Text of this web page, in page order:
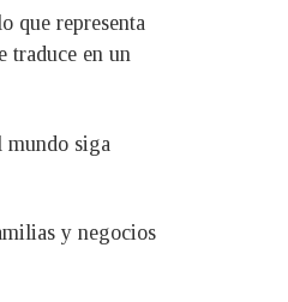
que representa
traduce en un
mundo siga
y negocios